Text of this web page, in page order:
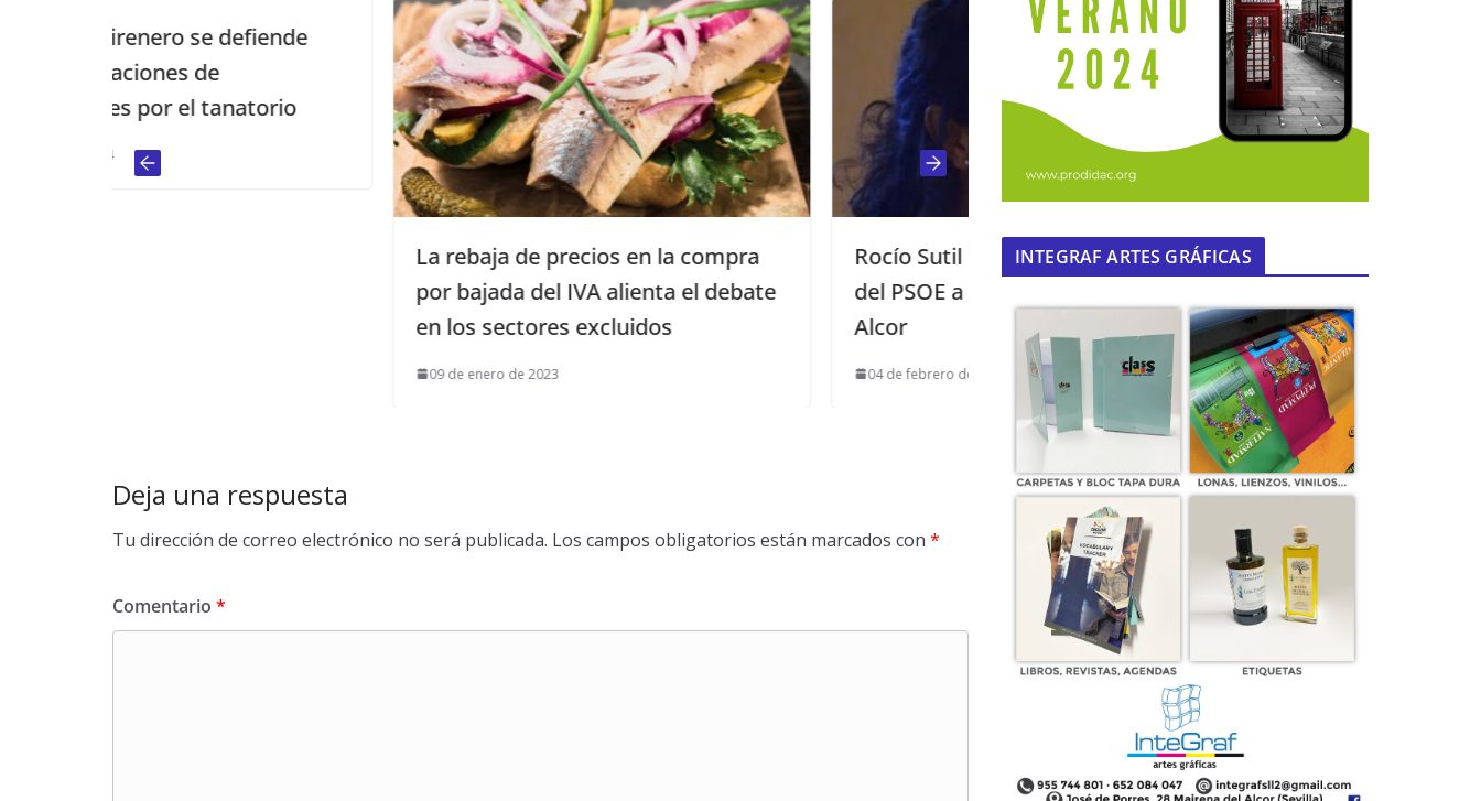
La rebaja de precios en la compra
por bajada del IVA alienta el debate
en los sectores excluidos
Rocío Sutil Domínguez candidata
del PSOE a alcaldesa de Mairena del
Alcor
El alcalde mairenero se defiende
ante las acusaciones de
irregularidades por el tanatorio
14 de junio de 2024
Deja una respuesta
Tu dirección de correo electrónico no será publicada. Los campos obligatorios están marcados con *
Comentario *
INTEGRAF ARTES GRÁFICAS